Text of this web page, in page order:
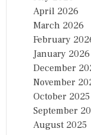
April 2026
March 2026
February
January 2026
December
November
October 2025
September
August 2025